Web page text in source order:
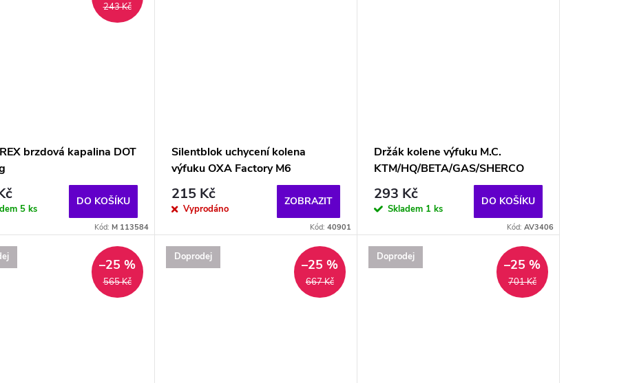
243 Kč
brzdová kapalina DOT
5 ks
DO KOŠÍKU
Kód: M 113584
Silentblok uchycení kolena
výfuku OXA Factory M6
215 Kč
Vyprodáno
ZOBRAZIT
Kód: 40901
Držák kolene výfuku M.C.
KTM/HQ/BETA/GAS/SHERCO
293 Kč
Skladem 1 ks
DO KOŠÍKU
Kód: AV3406
565 Kč
–25 % Doprodej
667 Kč
–25 % Doprodej
701 Kč
–25 %